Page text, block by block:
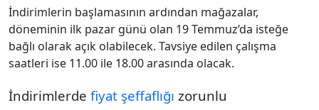
İndirimlerin başlamasının ardından mağazalar,
döneminin ilk pazar günü olan 19 Temmuz’da isteğe
bağlı olarak açık olabilecek. Tavsiye edilen çalışma
saatleri ise 11.00 ile 18.00 arasında olacak.
İndirimlerde fiyat şeffaflığı zorunlu